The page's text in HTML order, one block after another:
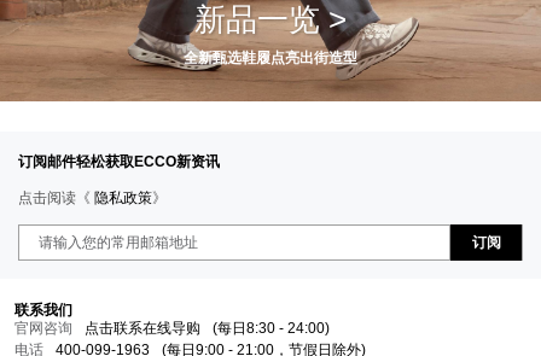
新品一览 >
全新甄选鞋履点亮出街造型
订阅邮件轻松获取ECCO新资讯
点击阅读《 隐私政策》
订阅
联系我们
官网咨询
点击联系在线导购
(每日8:30 - 24:00)
电话
400-099-1963 (每日9:00 - 21:00，节假日除外)